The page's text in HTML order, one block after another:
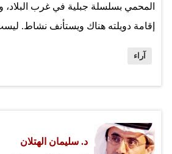
المحمي بسلسلة جبلية في غرب البلاد،
إقامة دويلته هناك ويستأنف نشاط.
إخضاع 20 مليون سوري، وأن المدد
سوى الهرب إما إلى روسيا، وإما إلى
يعتبره ملاذه العائلي. وأمام حلمه بالملاذ
آراء
د. سليمان الهتلان